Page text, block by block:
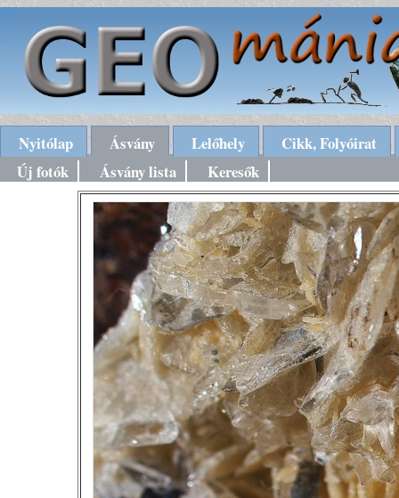
Nyitólap Ásvány Lelőhely
Cikk, Folyóirat
Új fotók
Ásvány lista Keresők